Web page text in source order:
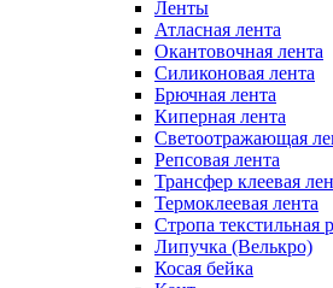
Ленты
Атласная лента
Окантовочная лента
Силиконовая лента
Брючная лента
Киперная лента
Светоотражающая
Репсовая лента
Трансфер клеевая
Термоклеевая лента
Стропа текстильная
Липучка (Велькро)
Косая бейка